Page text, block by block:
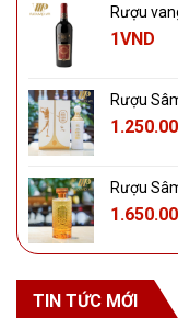
Rượu
1VND
Rượu
Rượu
TIN TỨC MỚI